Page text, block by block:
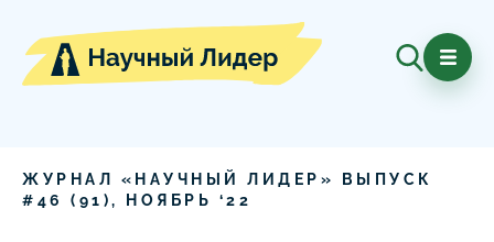
ЖУРНАЛ «НАУЧНЫЙ ЛИДЕР» ВЫПУСК
# 46 ( 91 ), НОЯБРЬ ‘22